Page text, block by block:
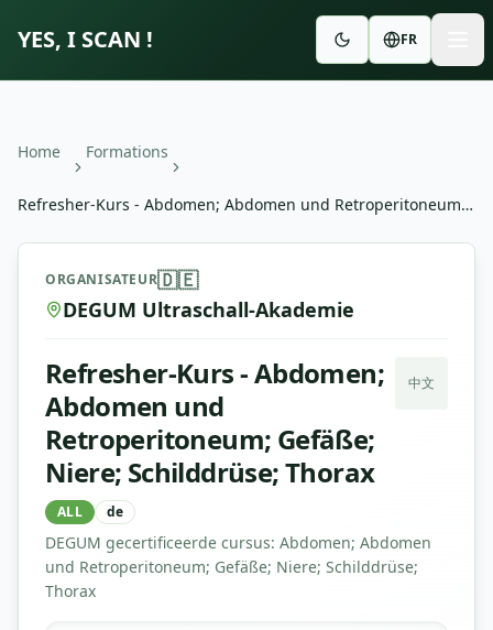
YES, I SCAN ! FR
Home Formations
Refresher-Kurs - Abdomen; Abdomen und Retroperitoneum;
Refresher-Kurs - Abdomen; Abdomen und
ORGANISATEUR🇩🇪
DEGUM Ultraschall-Akademie
Refresher-Kurs - Abdomen;
Abdomen und
Retroperitoneum; Gefäße;
Niere; Schilddrüse; Thorax
中文
ALL de
DEGUM gecertificeerde cursus: Abdomen; Abdomen
und Retroperitoneum; Gefäße; Niere; Schilddrüse;
Thorax